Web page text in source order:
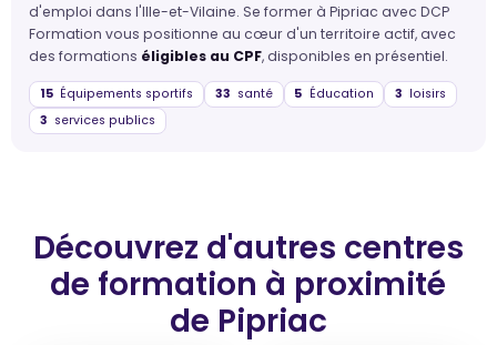
d'emploi dans l'Ille-et-Vilaine. Se former à Pipriac avec DCP
Formation vous positionne au cœur d'un territoire actif, avec
des formations éligibles au CPF, disponibles en présentiel.
15 Équipements sportifs 33 santé 5 Éducation 3 loisirs
3 services publics
Découvrez d'autres centres
de formation à proximité
de Pipriac